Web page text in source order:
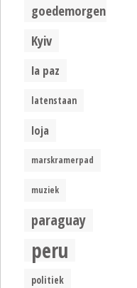
goedemorgen
Kyiv
la paz
latenstaan
loja
marskramerpad
muziek
paraguay
peru
politiek